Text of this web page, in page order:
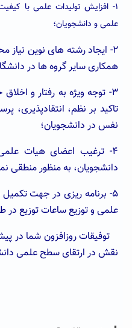
۱- افزایش تولیدات علمی با
علمی و دانشجویان؛
۲- ایجاد رشته های نوین نیاز
همکاری سایر گروه ها در
۳- توجه ویژه به رفتار و
تاکید بر نظم، انتقادپذیری،
نفس در دانشجویان؛
۴- ترغیب اعضای هیات
دانشجویان، به منظور منطقی
۵- برنامه ریزی در جهت
علمی و توزیع ساعات توزیع در
توفیقات روزافزون شما در
نقش در ارتقای سطح علمی